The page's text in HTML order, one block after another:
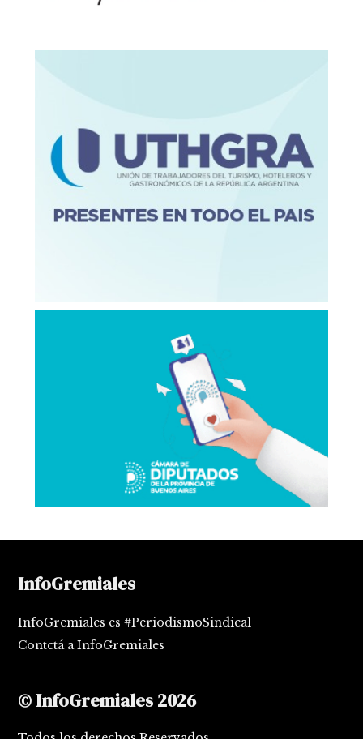
InfoGremiales
InfoGremiales es #PeriodismoSindical
Contctá a InfoGremiales
© InfoGremiales 2026